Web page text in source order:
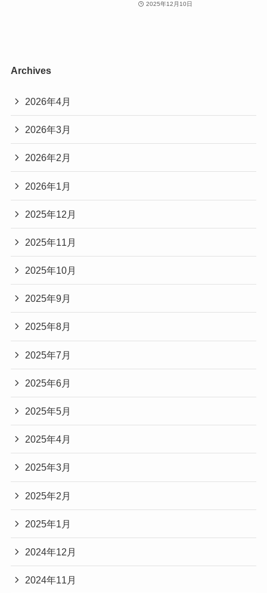
2025年12月10日
Archives
2026年4月
2026年3月
2026年2月
2026年1月
2025年12月
2025年11月
2025年10月
2025年9月
2025年8月
2025年7月
2025年6月
2025年5月
2025年4月
2025年3月
2025年2月
2025年1月
2024年12月
2024年11月